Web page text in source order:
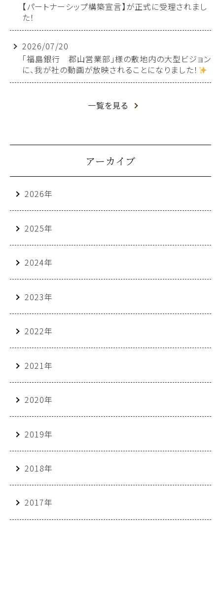
【パートナーシップ構築宣言】が正式に受理されまし
た！
2026/07/20
「福島銀行 郡山営業部」様の敷地内の大型ビジョン
に、我が社の動画が放映されることになりました！
一覧を見る
アーカイブ
2026年
2025年
2024年
2023年
2022年
2021年
2020年
2019年
2018年
2017年